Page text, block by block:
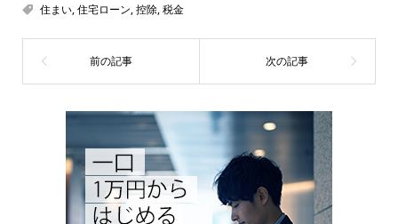
住まい,住宅ローン,控除,税金